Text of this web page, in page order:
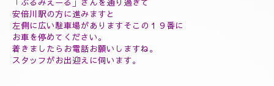
(ヘッドスパマッサージ１０分¥2000)
(フィシャルマッサージ１０分¥2000)
(ホットストーン30分¥5000)
(ソルトマッサージ¥3000)
❖❖❖❖❖❖❖❖❖